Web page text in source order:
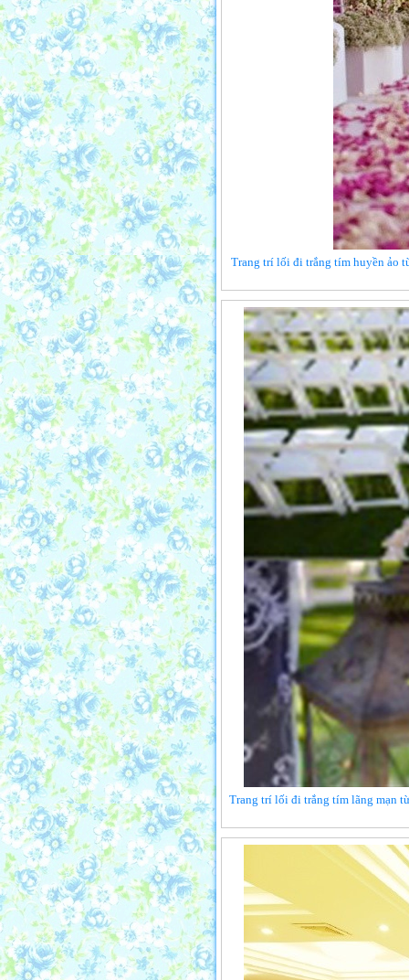
Trang trí lối đi trắng tím huyền ảo
Trang trí lối đi trắng tím lãng mạn